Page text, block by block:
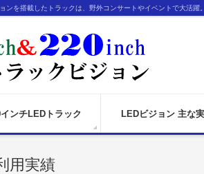
ンを搭載したトラックは、野外コンサートやイベントで大活
ンチLEDトラック LEDビジョン 主な
用実績